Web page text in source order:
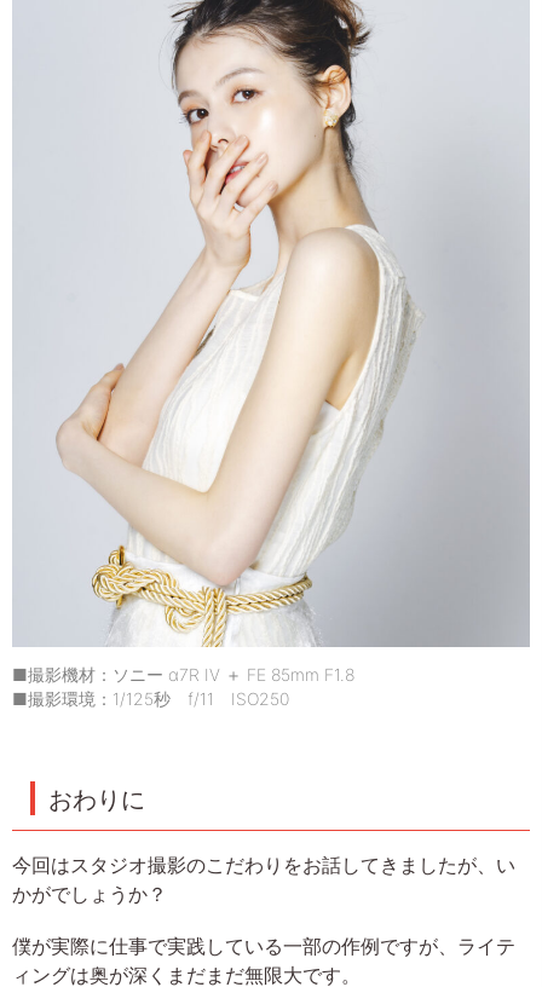
■撮影機材：ソニー α7R IV ＋ FE 85mm F1.8
■撮影環境：1/125秒 f/11 ISO250
おわりに
今回はスタジオ撮影のこだわりをお話してきましたが、い
かがでしょうか？
僕が実際に仕事で実践している一部の作例ですが、ライテ
ィングは奥が深くまだまだ無限大です。